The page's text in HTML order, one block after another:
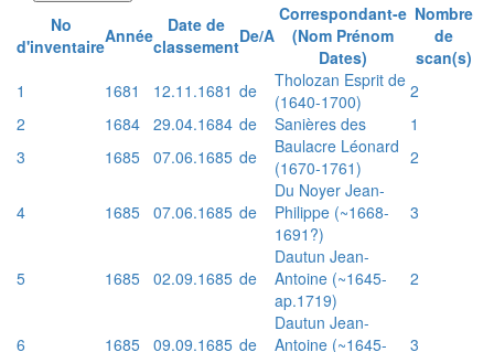
No
d'inventaireAnnée
Date de
classementDe/A
Correspondant-e
(Nom Prénom
Dates)
Nombre
de
scan(s)
1
1681 12.11.1681 de
Tholozan Esprit de
(1640-1700)
2
2
1684 29.04.1684 de Sanières des
1
3
1685 07.06.1685 de
Baulacre Léonard
(1670-1761)
2
4 1685 07.06.1685 de
Du Noyer Jean-
Philippe (~1668-
1691?)
3
5 1685 02.09.1685 de
Dautun Jean-
Antoine (~1645-
ap.1719)
2
6 1685 09.09.1685 de
Dautun Jean-
Antoine (~1645-
3